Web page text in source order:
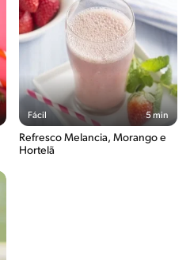
Fácil 5 min
Refresco Melancia, Morango e
Hortelã